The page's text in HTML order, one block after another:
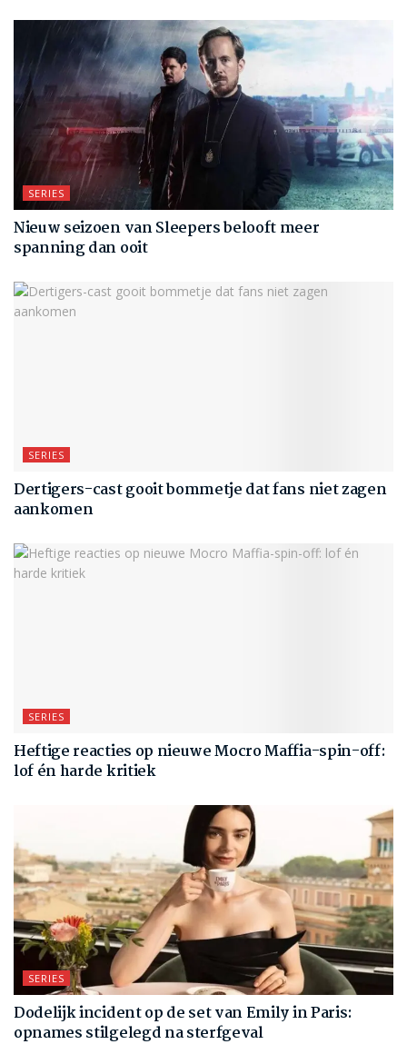
SERIES
Nieuw seizoen van Sleepers belooft meer
spanning dan ooit
SERIES
Dertigers-cast gooit bommetje dat fans niet zagen
aankomen
SERIES
Heftige reacties op nieuwe Mocro Maffia-spin-off:
lof én harde kritiek
SERIES
Dodelijk incident op de set van Emily in Paris:
opnames stilgelegd na sterfgeval